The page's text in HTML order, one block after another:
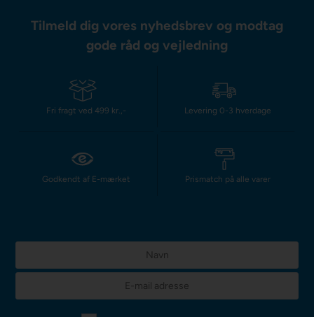
Tilmeld dig vores nyhedsbrev og modtag
gode råd og vejledning
Fri fragt ved 499 kr.,- Levering 0-3 hverdage
Godkendt af E-mærket Prismatch på alle varer